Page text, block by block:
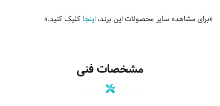
«برای مشاهده سایر محصولات این برند، اینجا کلیک کنید.»
مشخصات فنی